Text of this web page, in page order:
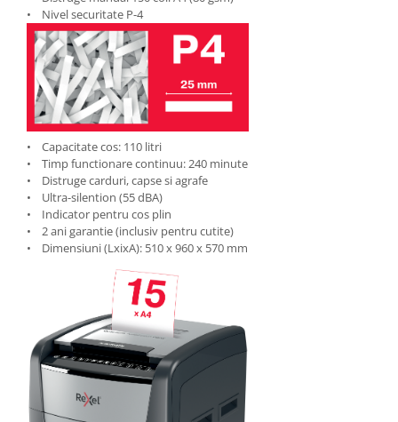
Suporturi si huse telefoane &
tablete
Periferice PC si accesorii
Ergnonomice
Audio
Boxe portabile
Casti
Tehnica si mobilier pentru birou
Laminatoare
Folii laminare
Accesorii mobilier
Ghilotine și Trimmere
Calculatoare de birou
Distrugatoare documente
Cosuri de gunoi pentru birou
Scaune, birouri si produse
ergonomice
• Nivel securitate P-4
• Capacitate cos: 110 litri
• Timp functionare continuu: 240 minute
• Distruge carduri, capse si agrafe
• Ultra-silention (55 dBA)
• Indicator pentru cos plin
• 2 ani garantie (inclusiv pentru cutite)
• Dimensiuni (LxixA): 510 x 960 x 570 mm